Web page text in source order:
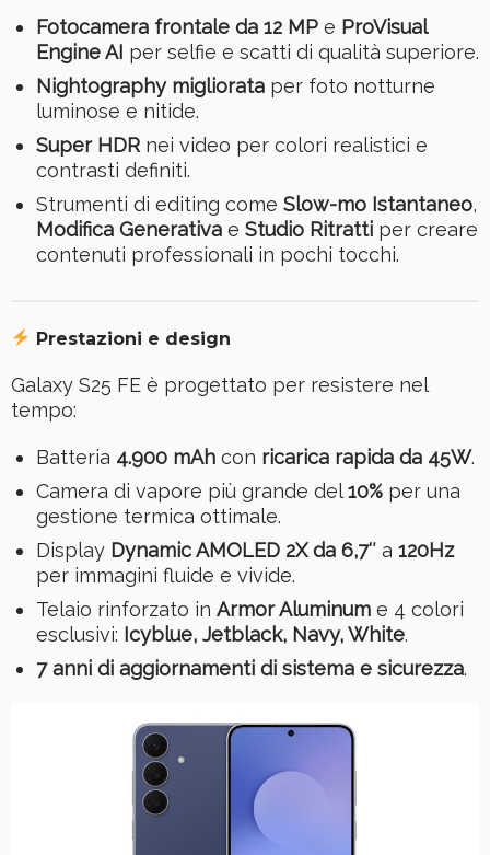
Fotocamera frontale da 12 MPe ProVisual
Engine AI per selfie e scatti di qualità superiore.
Nightography migliorataper foto notturne
luminose e nitide.
Super HDRnei video per colori realistici e
contrasti definiti.
Strumenti di editing come Slow-mo Istantaneo,
Modifica Generativae Studio Ritrattiper creare
contenuti professionali in pochi tocchi.
Prestazioni e design
Galaxy S25 FE è progettato per resistere nel
tempo:
Batteria 4.900 mAhcon ricarica rapida da 45W.
Camera di vapore più grande del10%per una
gestione termica ottimale.
Display Dynamic AMOLED 2X da 6,7″a 120Hz
per immagini fluide e vivide.
Telaio rinforzato in Armor Aluminume 4 colori
esclusivi: Icyblue, Jetblack, Navy, White.
7 anni di aggiornamenti di sistema e sicurezza.